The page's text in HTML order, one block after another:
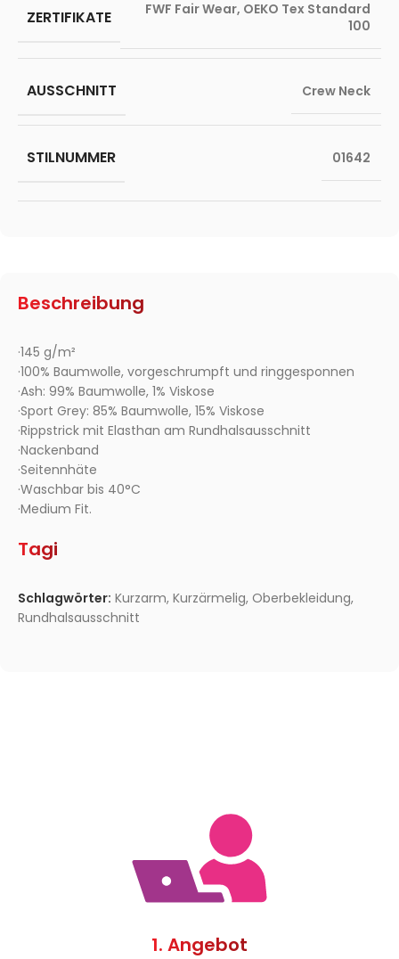
Beschreibung
·145 g/m²
·100% Baumwolle, vorgeschrumpft und ringgesponnen
·Ash: 99% Baumwolle, 1% Viskose
·Sport Grey: 85% Baumwolle, 15% Viskose
·Rippstrick mit Elasthan am Rundhalsausschnitt
·Nackenband
·Seitennhäte
·Waschbar bis 40°C
·Medium Fit.
Tagi
Schlagwörter: Kurzarm, Kurzärmelig, Oberbekleidung,
Rundhalsausschnitt
ZERTIFIKATE FWF Fair Wear, OEKO Tex Standard
100
AUSSCHNITT Crew Neck
STILNUMMER 01642
1. Angebot